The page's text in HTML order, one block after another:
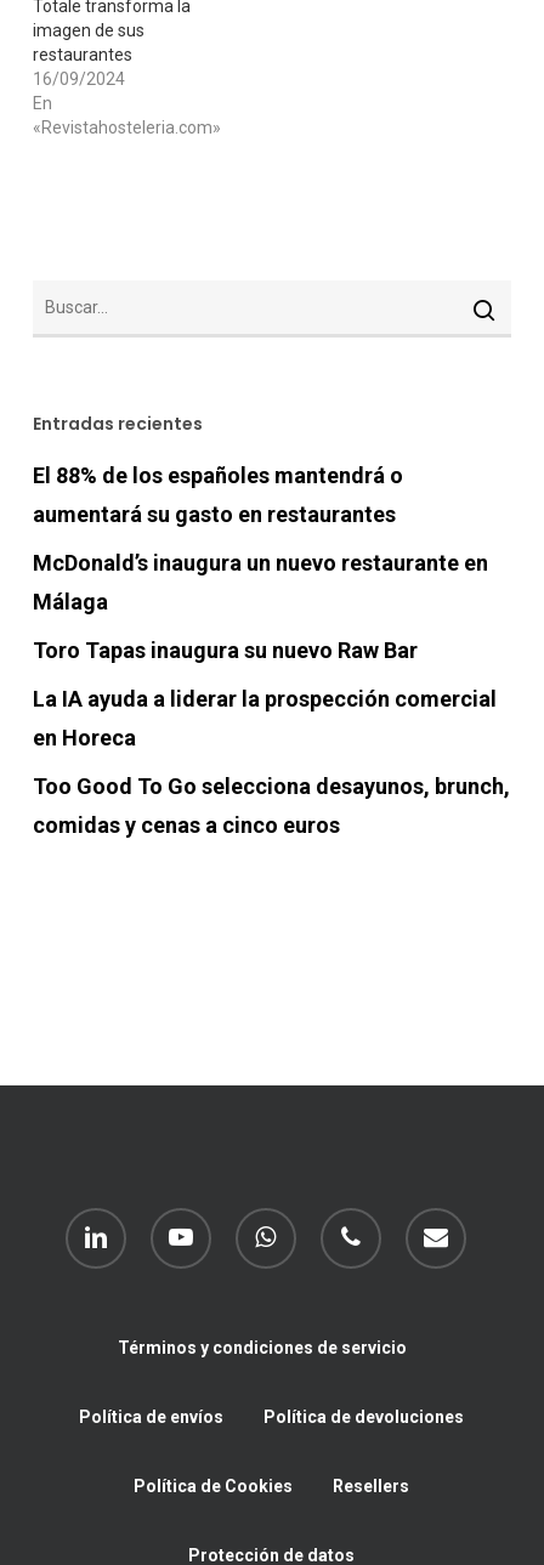
Totale transforma la
imagen de sus
restaurantes
16/09/2024
En
«Revistahosteleria.com»
Entradas recientes
El 88% de los españoles mantendrá o
aumentará su gasto en restaurantes
McDonald’s inaugura un nuevo restaurante en
Málaga
Toro Tapas inaugura su nuevo Raw Bar
La IA ayuda a liderar la prospección comercial
en Horeca
Too Good To Go selecciona desayunos, brunch,
comidas y cenas a cinco euros
linkedin youtube whatsapp phone email
Términos y condiciones de servicio
Política de envíos Política de devoluciones
Política de Cookies Resellers
Protección de datos